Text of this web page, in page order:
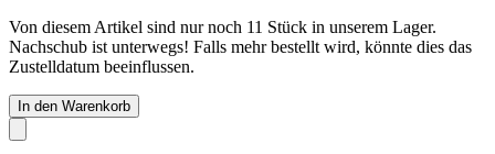
Von diesem Artikel sind nur noch 11 Stück in unserem Lager.
Nachschub ist unterwegs! Falls mehr bestellt wird, könnte dies das
Zustelldatum beeinflussen.
In den Warenkorb